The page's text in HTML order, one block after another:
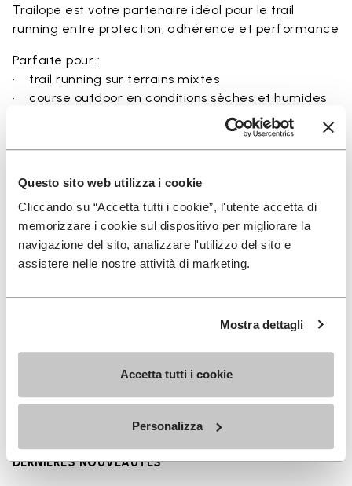
Questo sito web utilizza i cookie
Cliccando su “Accetta tutti i cookie”, l'utente accetta di
memorizzare i cookie sul dispositivo per migliorare la
navigazione del sito, analizzare l'utilizzo del sito e
assistere nelle nostre attività di marketing.
Mostra dettagli
Accetta tutti i cookie
Personalizza
Trailope est votre partenaire idéal pour le trail
running entre protection, adhérence et performance
Parfaite pour :
• trail running sur terrains mixtes
• course outdoor en conditions sèches et humides
• coureurs recherchant équilibre entre protection et
ground feel
sécurisé
Détails
INSCRIVEZ-VOUS POUR NE PAS MANQUER NOS
DERNIÈRES NOUVEAUTÉS